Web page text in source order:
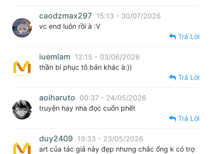
caodzmax297 15:13 - 30/07/2026
vc end luôn rồi à :V
Trả Lời
iuemlam
12:15 - 03/06/2026
thần bí phục tô bản khác à:))
Trả Lời
aoiharuto
00:37 - 24/05/2026
truyện hay nha đọc cuốn phết
Trả Lời
duy2409 19:33 - 23/05/2026
art của tác giả này đẹp nhưng chắc ổng k có trợ